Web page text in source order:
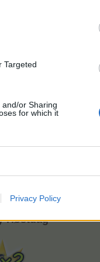
Targeted
or Sharing
for which it
Privacy Policy
du høster afgrøder
Høstdag